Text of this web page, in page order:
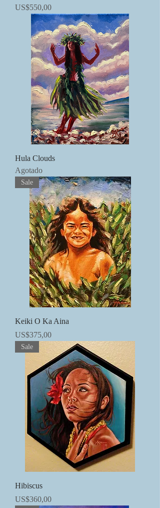
Precio
US$550,00
Hula Clouds
Agotado
Sale
Keiki O Ka Aina
Precio
US$375,00
Sale
Hibiscus
Precio
US$360,00